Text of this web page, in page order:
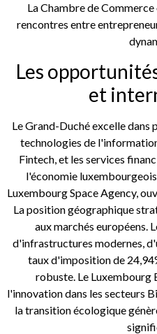
La Chambre de
rencontres entre
Les
et
Le Grand-Duché excelle dans
technologies de
Fintech, et les services
l'économie
Luxembourg Space Agency,
La position géographique
aux marchés européens.
d'infrastructures modernes,
taux d'imposition de
robuste. Le
l'innovation dans les secteurs
la transition écologique